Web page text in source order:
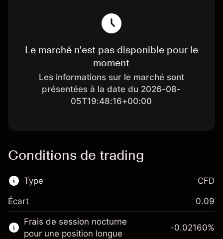
Le marché n'est pas disponible pour le
moment
Les informations sur le marché sont
présentées à la date du 2026-08-
05T19:48:16+00:00
Conditions de trading
Type
Ce marché financier est disponible pour le
trading de CFD.
CFD
Écart 0.09
Frais de session nocturne
pour une position longue
-0.02160%